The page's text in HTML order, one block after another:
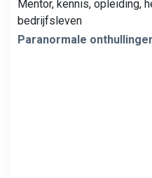
Mentor, kennis, opleiding,
bedrijfsleven
Paranormale